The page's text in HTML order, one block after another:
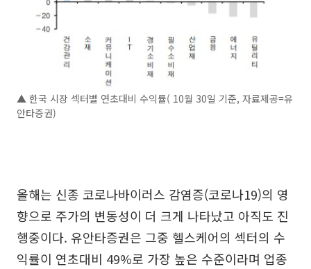
▲ 한국 시장 섹터별 연초대비 수익률( 10월 30일 기준, 자료제공=유
안타증권)
올해는 신종 코로나바이러스 감염증(코로나19)의 영
향으로 주가의 변동성이 더 크게 나타났고 아직도 진
행중이다. 유안타증권은 그중 헬스케어의 섹터의 수
익률이 연초대비 49%로 가장 높은 수준이라며 업종